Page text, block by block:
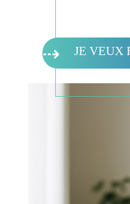
⇢ JE VEUX